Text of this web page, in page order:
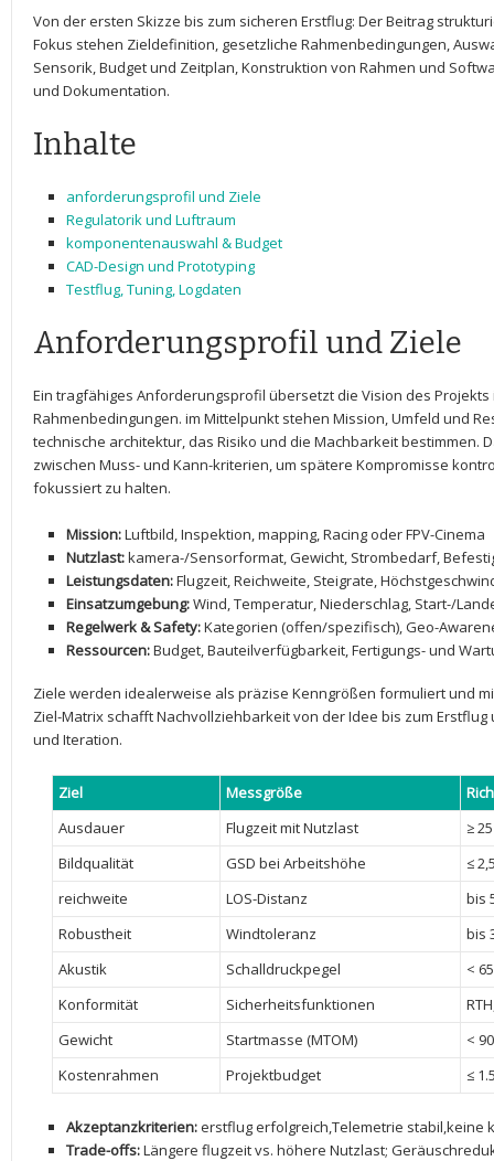
Von der ersten Skizze bis ⁣zum sicheren Erstflug: Der Beitrag
Fokus stehen Zieldefinition, ‌gesetzliche Rahmenbedingungen,
Sensorik, Budget und Zeitplan, Konstruktion ‌von Rahmen und
und Dokumentation.
Inhalte
anforderungsprofil und Ziele
Regulatorik und Luftraum
komponentenauswahl & Budget
CAD-Design‍ und⁤ Prototyping
Testflug, Tuning, Logdaten
Anforderungsprofil und Ziele
Ein tragfähiges ‍Anforderungsprofil übersetzt die Vision des‌ Projekts
Rahmenbedingungen.⁢ im Mittelpunkt⁢ stehen Mission, Umfeld und
technische architektur, das Risiko und ⁤die Machbarkeit bestimmen.
zwischen Muss- und Kann-kriterien, um spätere Kompromisse
fokussiert zu halten.
Mission:Luftbild, Inspektion, mapping, Racing oder ⁣FPV-Cinema
Nutzlast:kamera-/Sensorformat, Gewicht, ⁤Strombedarf,
Leistungsdaten:Flugzeit, Reichweite, Steigrate,⁢
Einsatzumgebung:Wind, ⁤Temperatur,‍ Niederschlag, ‍Start-/
Regelwerk & Safety:Kategorien ​(offen/spezifisch), Geo-
Ressourcen:Budget, Bauteilverfügbarkeit, Fertigungs-⁢ und
Ziele werden idealerweise als präzise Kenngrößen formuliert und
Ziel-Matrix schafft Nachvollziehbarkeit von der Idee bis zum
‍und ‌Iteration.
Ziel Messgröße
Ausdauer
Flugzeit mit Nutzlast
≥
Bildqualität
GSD bei Arbeitshöhe
≤
reichweite
LOS-Distanz
bis
Robustheit
Windtoleranz
bis
Akustik
Schalldruckpegel
<
Konformität
Sicherheitsfunktionen
Gewicht
Startmasse (MTOM)
<
Kostenrahmen
Projektbudget ≤
Akzeptanzkriterien:erstflug ⁣erfolgreich,Telemetrie stabil,keine‌
Trade-offs:⁤Längere flugzeit vs. höhere‍ Nutzlast;